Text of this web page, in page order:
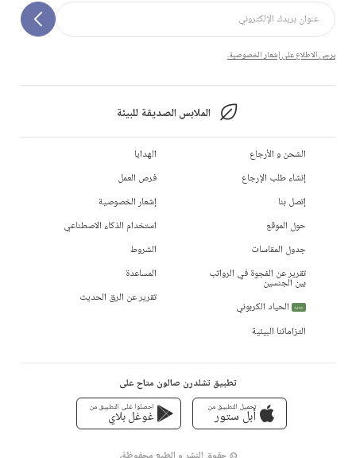
يرجى الاطلاع على إشعار الخصوصية.
الملابس الصديقة للبيئة
الشحن و الأرجاع
إنشاء طلب الإرجاع
إتصل بنا
حول الموقع
جدول المقاسات
تقرير عن الفجوة في الرواتب
بين الجنسين
جديد
الحياد الكربوني
التزاماتنا البيئية
الهدايا
فرص العمل
إشعار الخصوصية
استخدام الذكاء الاصطناعي
الشروط
المساعدة
تقرير عن الرق الحديث
تطبيق تشلدرن صالون متاح على
تحميل التطبيق من
أبل ستور
احصلوا على التطبيق من
غوغل بلاي